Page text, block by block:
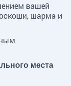
вашей
шарма и
места